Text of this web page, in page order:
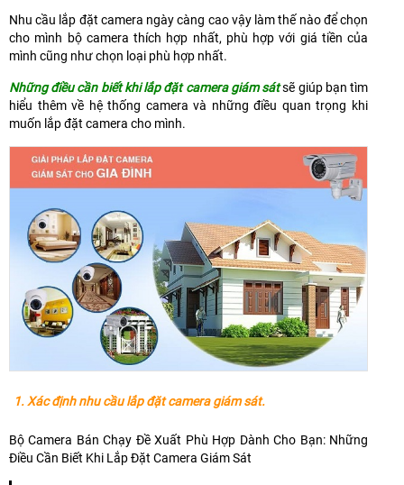
Nhu cầu lắp đặt camera ngày càng cao vậy làm thế nào để chọn
cho mình bộ camera thích hợp nhất, phù hợp với giá tiền của
mình cũng như chọn loại phù hợp nhất.
Những điều cần biết khi lắp đặt camera giám sátsẽ giúp bạn tìm
hiểu thêm về hệ thống camera và những điều quan trọng khi
muốn lắp đặt camera cho mình.
1. Xác định nhu cầu lắp đặt camera giám sát.
Bộ Camera Bán Chạy Đề Xuất Phù Hợp Dành Cho Bạn: Những
Điều Cần Biết Khi Lắp Đặt Camera Giám Sát